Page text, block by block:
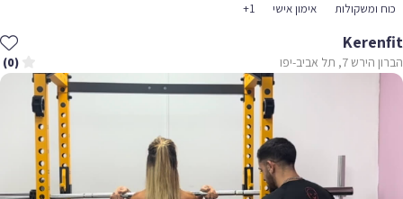
ומשקולות אימון אישי +1
7, תל אביב-יפו